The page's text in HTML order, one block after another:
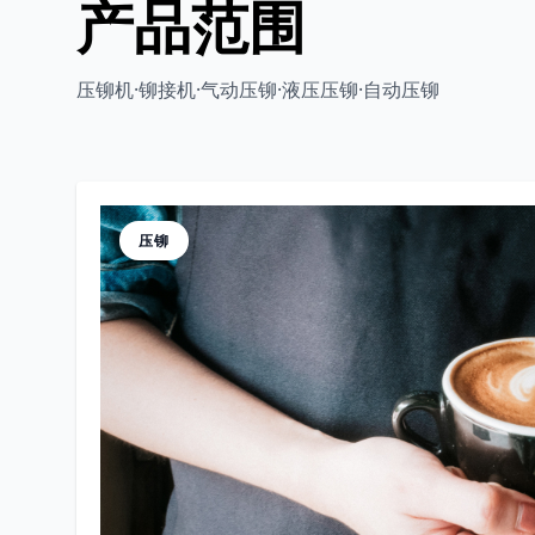
产品范围
压铆机·铆接机·气动压铆·液压压铆·自动压铆
压铆